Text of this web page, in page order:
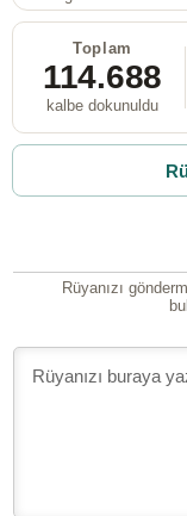
Toplam
114.688
kalbe dokunuldu
Rüyanızı